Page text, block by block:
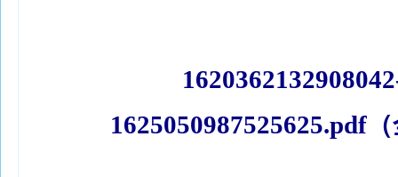
1625050987525625.pdf